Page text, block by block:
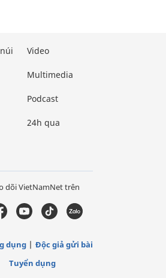
Video
Multimedia
Podcast
24h qua
dõi VietNamNet trên
dụng
Độc giả gửi bài
Tuyển dụng